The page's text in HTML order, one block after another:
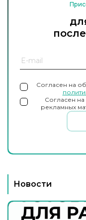
Согласен на
Согласен
рекламных
Новости